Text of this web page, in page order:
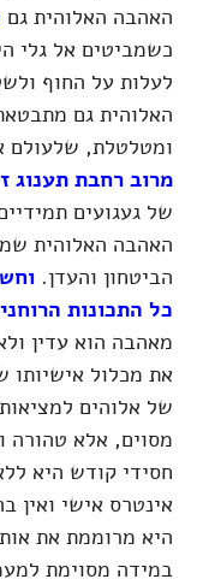
האהבה האלוהית גם
כשמביטים אל גלי
לעלות על החוף
האלוהית גם
ומטלטלת, שלעולם
מרוב רחבת תענוג
של געגועים
האהבה האלוהית
הביטחון והעדן.וחשק
כל התכונות
מאהבה הוא עדין
את מכלול אישיותו
של אלוהים למציאות
מסוים, אלא טהורה
חסידי קודש היא
אינטרס אישי ואין
היא מרוממת את
במידה מסוימת